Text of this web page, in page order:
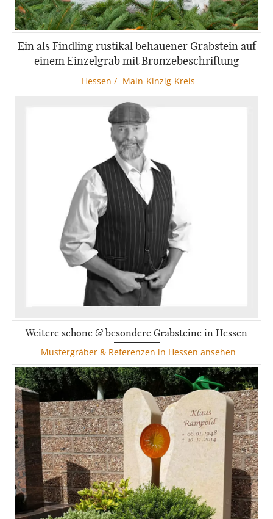
Ein als Findling rustikal behauener Grabstein auf
einem Einzelgrab mit Bronzebeschriftung
Hessen / Main-Kinzig-Kreis
Weitere schöne & besondere Grabsteine in Hessen
Mustergräber & Referenzen in Hessen ansehen